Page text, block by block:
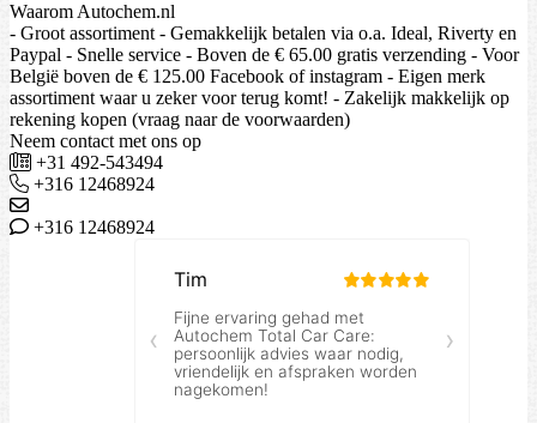
Waarom Autochem.nl
- Groot assortiment - Gemakkelijk betalen via o.a. Ideal, Riverty en
Paypal - Snelle service - Boven de € 65.00 gratis verzending - Voor
België boven de € 125.00 Facebook of instagram - Eigen merk
assortiment waar u zeker voor terug komt! - Zakelijk makkelijk op
rekening kopen (vraag naar de voorwaarden)
Neem contact met ons op
+31 492-543494
+316 12468924
+316 12468924